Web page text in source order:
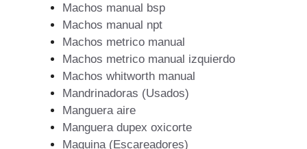
Machos manual bsp
Machos manual npt
Machos metrico manual
Machos metrico manual izquierdo
Machos whitworth manual
Mandrinadoras (Usados)
Manguera aire
Manguera dupex oxicorte
Maquina (Escareadores)